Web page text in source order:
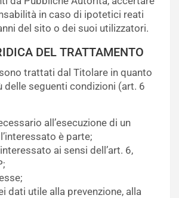
in caso di ipotetici reati
del sito o dei suoi utilizzatori.
DEL TRATTAMENTO
trattati dal Titolare in quanto
delle seguenti condizioni (art. 6
all’esecuzione di un
è parte;
ai sensi dell’art. 6,
dati utile alla prevenzione, alla